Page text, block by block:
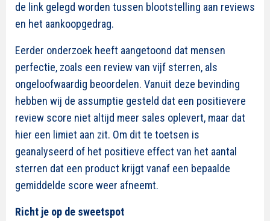
de link gelegd worden tussen blootstelling aan reviews
en het aankoopgedrag.
Eerder onderzoek heeft aangetoond dat mensen
perfectie, zoals een review van vijf sterren, als
ongeloofwaardig beoordelen. Vanuit deze bevinding
hebben wij de assumptie gesteld dat een positievere
review score niet altijd meer sales oplevert, maar dat
hier een limiet aan zit. Om dit te toetsen is
geanalyseerd of het positieve effect van het aantal
sterren dat een product krijgt vanaf een bepaalde
gemiddelde score weer afneemt.
Richt je op de sweetspot